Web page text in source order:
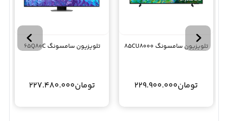
تلویزیون سامسونگ 85CU8000
تومان229.900.000
تلویزیون سامسونگ 65Q80C
تومان227.480.000